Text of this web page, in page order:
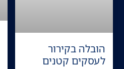
הובלה בקירור
לעסקים קטנים